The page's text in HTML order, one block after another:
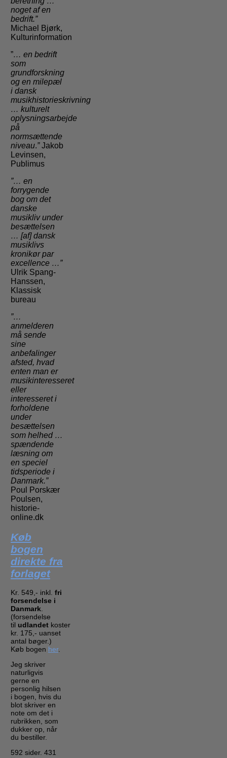
noget af en
bedrift.”
Michael Bjørk,
Kulturinformation
”… en bedrift
som
grundforskning
og en milepæl
i dansk
musikhistorieskrivning
… kulturelt
oplysningsarbejde
på
normsættende
niveau.”Jakob
Levinsen,
Publimus
”… en
forrygende
bog om det
danske
musikliv under
besættelsen
… [af] dansk
musiklivs
kronikør par
excellence …”
Ulrik Spang-
Hanssen,
Klassisk
bureau
”…
anmelderen
må sende
sine
anbefalinger
afsted, hvad
enten man er
musikinteresseret
eller
interesseret i
forholdene
under
besættelsen
som helhed …
spændende
læsning om
en speciel
tidsperiode i
Danmark.”
Poul Porskær
Poulsen,
historie-
online.dk
Køb
bogen
direkte fra
forlaget
Kr. 549,- inkl. fri
forsendelse i
Danmark.
(forsendelse
til udlandet koster
kr. 175,- uanset
antal bøger.)
Køb bogen her.
Jeg skriver
naturligvis
gerne en
personlig hilsen
i bogen, hvis du
blot skriver en
note om det i
rubrikken, som
dukker op, når
du bestiller.
592 sider. 431